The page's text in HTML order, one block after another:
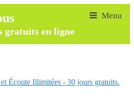
gratuits en ligne
Écoute Illimitées - 30 jours gratuits.